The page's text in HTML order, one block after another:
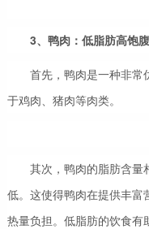
3、鸭肉：低脂肪高饱腹
首先，鸭肉是一种非常
于鸡肉、猪肉等肉类。
其次，鸭肉的脂肪含量
低。这使得鸭肉在提供丰富
热量负担。低脂肪的饮食有